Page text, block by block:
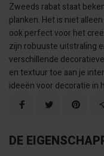
Zweeds rabat staat
planken. Het is niet
ook perfect voor het
zijn robuuste uitstraling
verschillende
en textuur toe aan je
ideeën voor decoratie in
DE